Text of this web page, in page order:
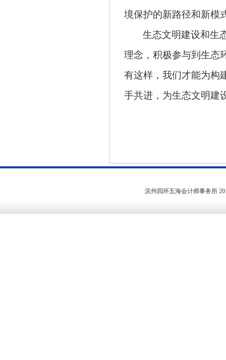
境保护的新路径和新模
生态文明建设和生
理念，积极参与到生态
有这样，我们才能为构
手共进，为生态文明建
滨州四环五海会计师事务所